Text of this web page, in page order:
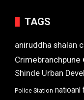
TAGS
aniruddha shalan
Crimebranchpune
Shinde Urban
Police Station natioanl